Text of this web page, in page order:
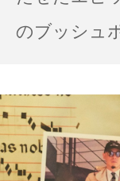
のブッシュ